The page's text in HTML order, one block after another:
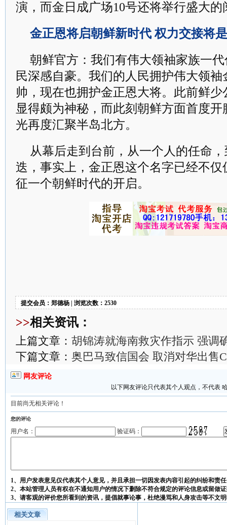
演，而金日成广场10号还将举行盛大的
金正恩将启朝鲜新时代 权力交接将
朝鲜官方：我们有伟大领袖家族一
民深感自豪。我们的人民拥护伟大领
帅，现在也拥护金正恩大将。此前鲜
显得颇为神秘，而此刻朝鲜方面首度
光再度汇聚半岛北方。
从幕后走到台前，从一个人的任命
迭，事实上，金正恩这个名字已经不
征一个朝鲜时代的开启。
提交会员：郑德杨 | 浏览次数：2530
>>相关资讯：
上篇文章： 胡锦涛就海南救灾作指示 强调
下篇文章： 奥巴马致信国会 取消对华出售
网友评论
以下网友评论只代表其个人观点，不代表
目前尚无相关评论！
您的评论
用户名： 验证码：
1、用户发表意见仅代表其个人意见，并且承担一切因发表内容引起的纠纷和责
2、本站管理人员有权在不通知用户的情况下删除不符合规定的评论信息或留做
3、请客观的评价您所看到的资讯，提倡就事论事，杜绝漫骂和人身攻击等不文
相关文章